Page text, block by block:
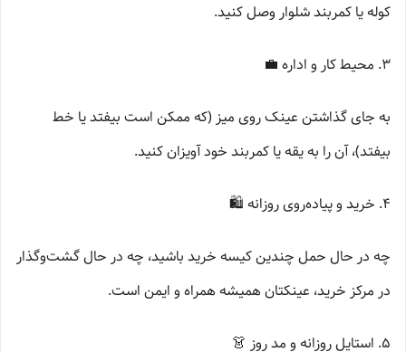
کوله یا کمربند شلوار وصل کنید.
۳. محیط کار و اداره 💼
به جای گذاشتن عینک روی میز (که ممکن است بیفتد یا خط
بیفتد)، آن را به یقه یا کمربند خود آویزان کنید.
۴. خرید و پیاده‌روی روزانه 🛍️
چه در حال حمل چندین کیسه خرید باشید، چه در حال گشت‌وگذار
در مرکز خرید، عینکتان همیشه همراه و ایمن است.
۵. استایل روزانه و مد روز 👗